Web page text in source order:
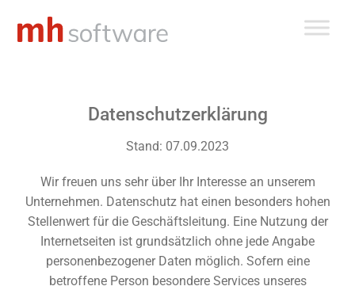
Inhalt
Datenschutzerklärung
Stand: 07.09.2023
Wir freuen uns sehr über Ihr Interesse an unserem
Unternehmen. Datenschutz hat einen besonders hohen
Stellenwert für die Geschäftsleitung. Eine Nutzung der
Internetseiten ist grundsätzlich ohne jede Angabe
personenbezogener Daten möglich. Sofern eine
betroffene Person besondere Services unseres